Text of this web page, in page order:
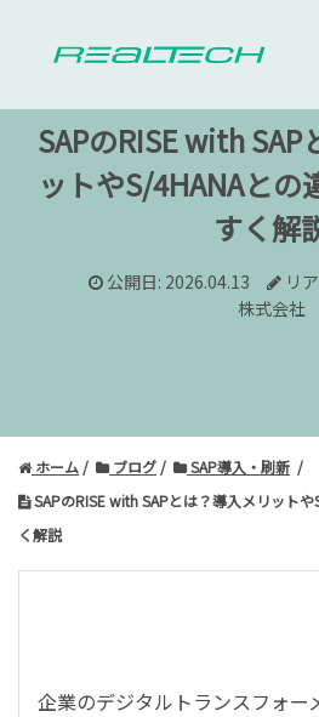
SAPのRISE with
ットやS/4HANAとの
すく解
公開日: 2026.04.13
リ
株式会社
ホーム ブログ
SAP導入・刷新
SAPのRISE with SAPとは？導入メリット
く解説
企業のデジタルトランスフォー